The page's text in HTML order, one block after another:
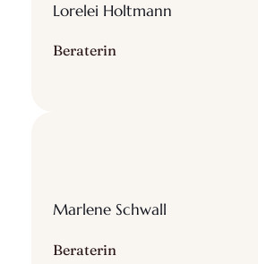
Lorelei Holtmann
Beraterin
Marlene Schwall
Beraterin